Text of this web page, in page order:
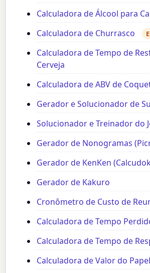
Calculadora de Álcool para
Calculadora de Churrasco
Calculadora de Tempo de
Cerveja
Calculadora de ABV de
Gerador e Solucionador de
Solucionador e Treinador do
Gerador de Nonogramas
Gerador de KenKen
Gerador de Kakuro
Cronômetro de Custo de
Calculadora de Tempo
Calculadora de Tempo de
Calculadora de Valor do